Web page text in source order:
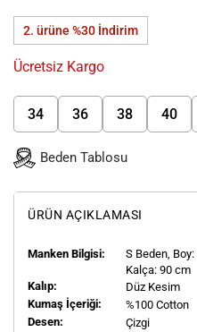
2. ürüne %30 İndirim
Ücretsiz Kargo
34 36 38 40
Beden Tablosu
ÜRÜN AÇIKLAMASI
Manken Bilgisi: S Beden, Boy:
Kalça: 90 cm
Kalıp:
Düz Kesim
Kumaş İçeriği:
%100 Cotton
Desen:
Çizgi